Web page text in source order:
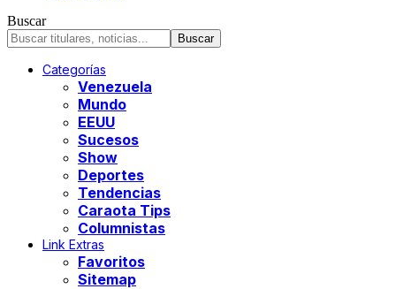
Buscar
Categorías
Venezuela
Mundo
EEUU
Sucesos
Show
Deportes
Tendencias
Caraota Tips
Columnistas
Link Extras
Favoritos
Sitemap